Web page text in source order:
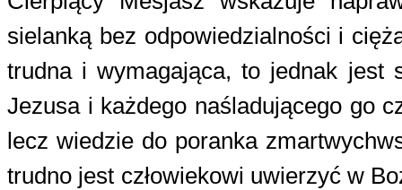
sielanką bez odpowiedzialności i
trudna i wymagająca, to jednak jest
Jezusa i każdego naśladującego go
lecz wiedzie do poranka
trudno jest człowiekowi uwierzyć w